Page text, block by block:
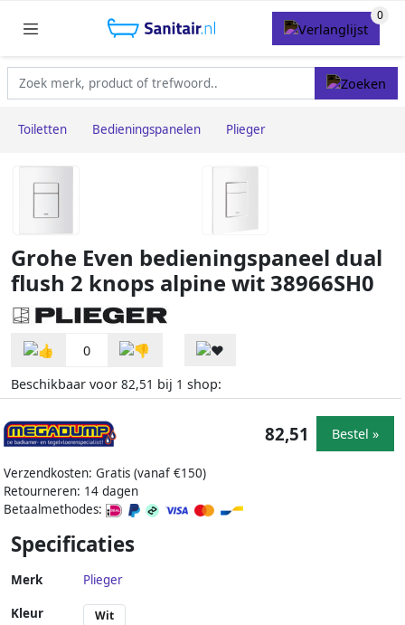
Toiletten Bedieningspanelen Plieger
Grohe Even bedieningspaneel dual
flush 2 knops alpine wit 38966SH0
0
Beschikbaar voor 82,51 bij 1 shop:
Verzendkosten: Gratis (vanaf €150)
Retourneren: 14 dagen
Betaalmethodes:
82,51 Bestel »
Specificaties
Merk Plieger
Kleur Wit